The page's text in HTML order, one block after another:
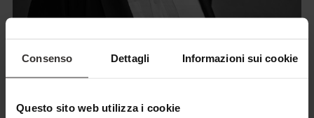
Consenso Dettagli Informazioni sui cookie
Questo sito web utilizza i cookie
Natalie Markart
Manutenzione del sito web, pianificazione delle campagne,